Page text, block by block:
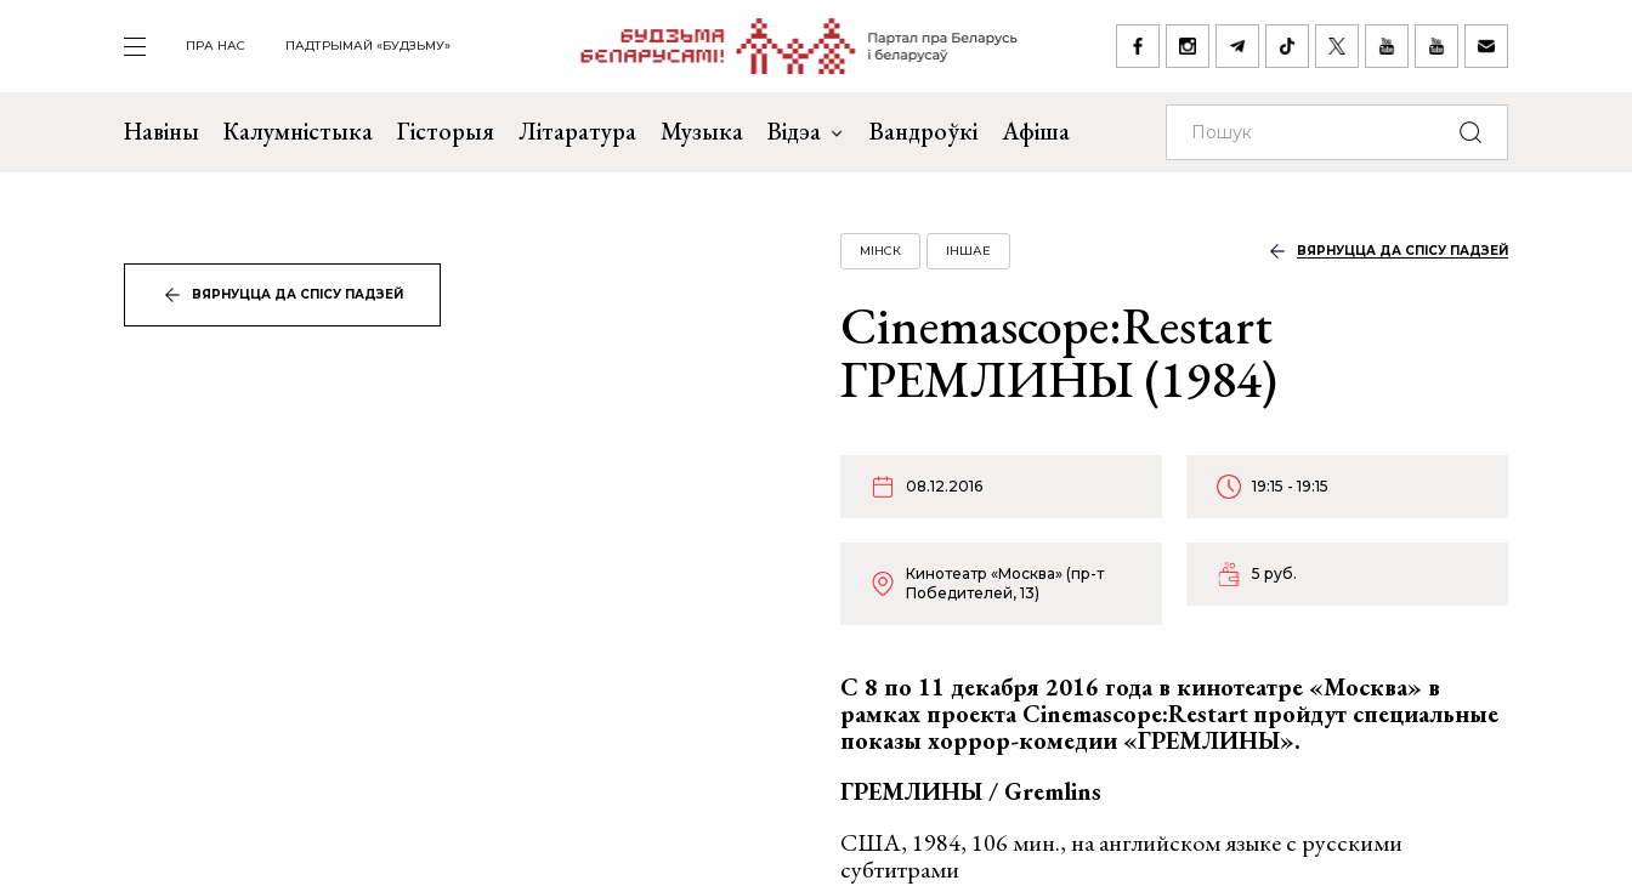
ПРА НАС ПАДТРЫМАЙ «БУДЗЬМУ»
Навіны Калумністыка Гісторыя Літаратура Музыка Відэа Вандроўкі Афіша
ВЯРНУЦЦА ДА СПІСУ ПАДЗЕЙ
МІНСК ІНШАЕ ВЯРНУЦЦА ДА СПІСУ ПАДЗЕЙ
Cinemascope:Restart
ГРЕМЛИНЫ (1984)
08.12.2016 19:15 - 19:15
Кинотеатр «Москва» (пр-т
Победителей, 13)
5 руб.
С 8 по 11 декабря 2016 года в кинотеатре «Москва» в
рамках проекта Cinemascope:Restartпройдут специальные
показы хоррор-комедии «ГРЕМЛИНЫ».
ГРЕМЛИНЫ / Gremlins
США, 1984, 106 мин., на английском языке с русскими
субтитрами